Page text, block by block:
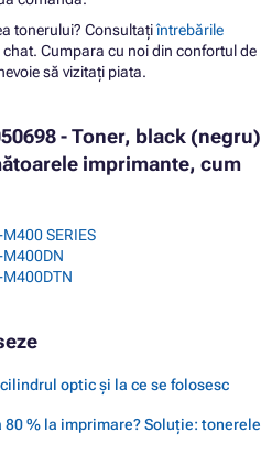
tonerului? Consultațiîntrebările
Cumpara cu noi din confortul de
să vizitați piata.
- Toner, black (negru)
imprimante, cum
SERIES
M400DN
M400DTN
optic și la ce se folosesc
% la imprimare? Soluție: tonerele